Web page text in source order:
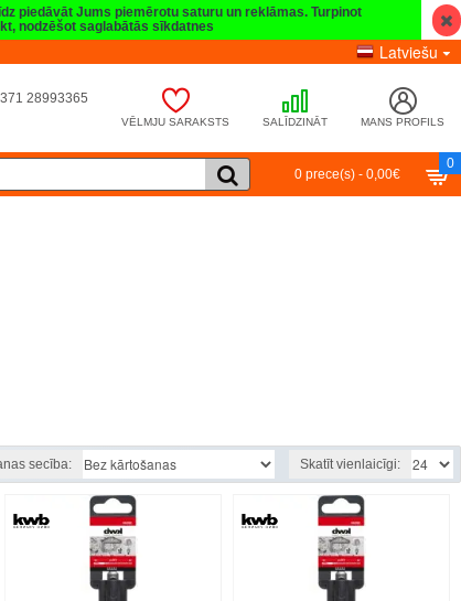
piedāvāt Jums piemērotu saturu un reklāmas. Turpinot
nodzēšot saglabātās sīkdatnes
Latviešu
28993365
VĒLMJU SARAKSTS SALĪDZINĀT MANS PROFILS
0 prece(s) - 0,00€
0
secība: Skatīt vienlaicīgi: